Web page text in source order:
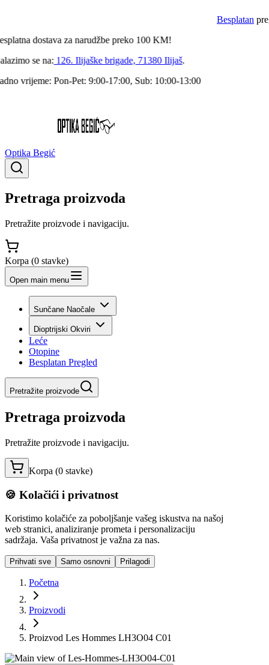
Besplatan
dostava za narudžbe preko 100KM!
se na: 126. Ilijaške brigade, 71380 Ilijaš.
vrijeme: Pon-Pet: 9:00-17:00, Sub: 10:00-13:00
Optika Begić
Pretraga proizvoda
Pretražite proizvode i navigaciju.
Korpa (0 stavke)
Open main menu
Sunčane Naočale
Dioptrijski Okviri
Leće
Otopine
Besplatan Pregled
Pretražite proizvode
Pretraga proizvoda
Pretražite proizvode i navigaciju.
Korpa (0 stavke)
🍪 Kolačići i privatnost
Koristimo kolačiće za poboljšanje vašeg iskustva na našoj
web stranici, analiziranje prometa i personalizaciju
sadržaja. Vaša privatnost je važna za nas.
Prihvati sve Samo osnovni Prilagodi
Početna
Proizvodi
Proizvod Les Hommes LH3O04 C01